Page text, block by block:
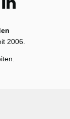
2006.